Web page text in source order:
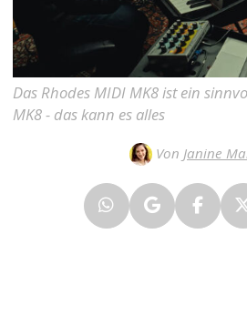
Das Rhodes MIDI MK8 ist ein
MK8 - das kann es alles
Von Janine